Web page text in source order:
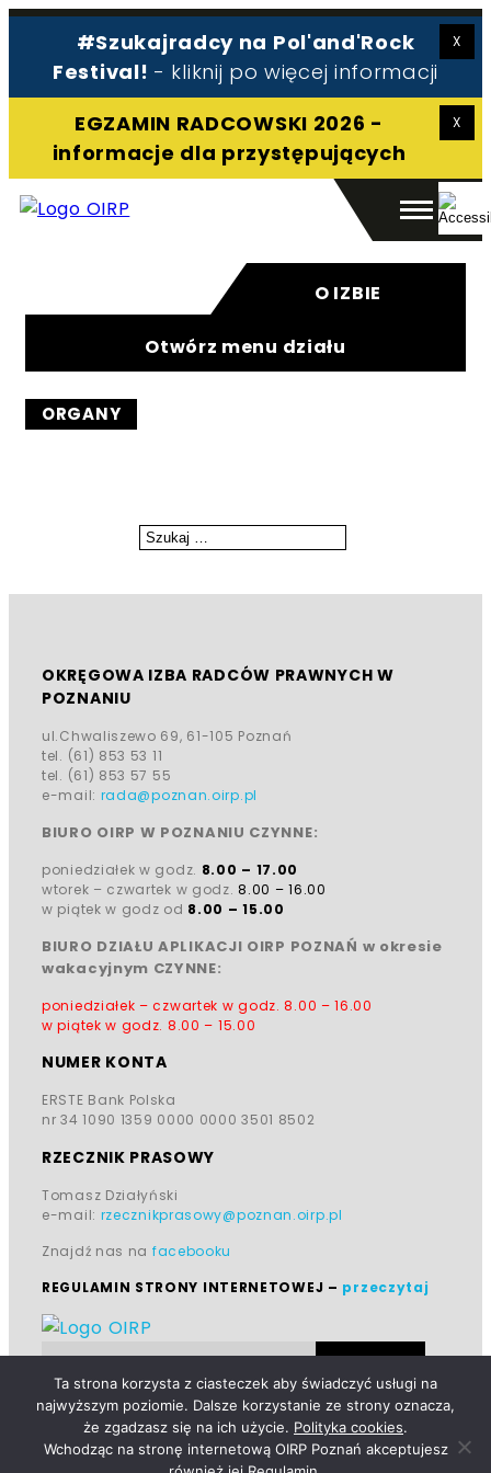
#Szukajradcy na Pol'and'Rock
Festival! - kliknij po więcej informacji
EGZAMIN RADCOWSKI 2026 -
informacje dla przystępujących
O IZBIE
Otwórz menu działu
ORGANY
Szukaj:
OKRĘGOWA IZBA RADCÓW PRAWNYCH W
POZNANIU
ul.Chwaliszewo 69, 61-105 Poznań
tel. (61) 853 53 11
tel. (61) 853 57 55
e-mail: rada@poznan.oirp.pl
BIURO OIRP W POZNANIU CZYNNE:
poniedziałek w godz. 8.00 – 17.00
wtorek – czwartek w godz.8.00 – 16.00
w piątek w godz od 8.00 – 15.00
BIURO DZIAŁU APLIKACJI OIRP POZNAŃ w okresie
wakacyjnym CZYNNE:
poniedziałek – czwartek w godz. 8.00 – 16.00
w piątek w godz. 8.00 – 15.00
NUMER KONTA
ERSTE Bank Polska
nr 34 1090 1359 0000 0000 3501 8502
RZECZNIK PRASOWY
Tomasz Działyński
e-mail: rzecznikprasowy@poznan.oirp.pl
Znajdź nas na facebooku
REGULAMIN STRONY INTERNETOWEJ – przeczytaj
Radca prawny
Pomoc prawna
O izbie
Aplikant
Kontakt
Ta strona korzysta z ciasteczek aby świadczyć usługi na
najwyższym poziomie. Dalsze korzystanie ze strony oznacza,
że zgadzasz się na ich użycie. Polityka cookies.
Wchodząc na stronę internetową OIRP Poznań akceptujesz